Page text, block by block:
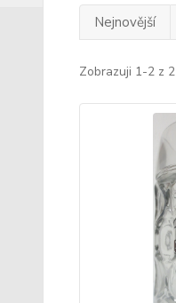
Nejnovější
Zobrazuji 1-2 z 2